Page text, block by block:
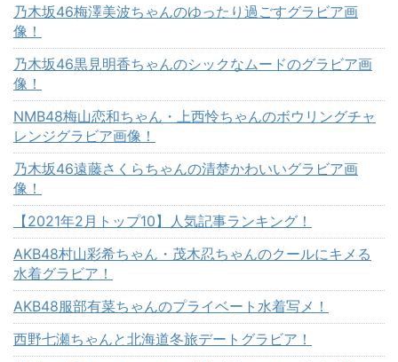
乃木坂46梅澤美波ちゃんのゆったり過ごすグラビア画
像！
乃木坂46黒見明香ちゃんのシックなムードのグラビア画
像！
NMB48梅山恋和ちゃん・上西怜ちゃんのボウリングチャ
レンジグラビア画像！
乃木坂46遠藤さくらちゃんの清楚かわいいグラビア画
像！
【2021年2月トップ10】人気記事ランキング！
AKB48村山彩希ちゃん・茂木忍ちゃんのクールにキメる
水着グラビア！
AKB48服部有菜ちゃんのプライベート水着写メ！
西野七瀬ちゃんと北海道冬旅デートグラビア！